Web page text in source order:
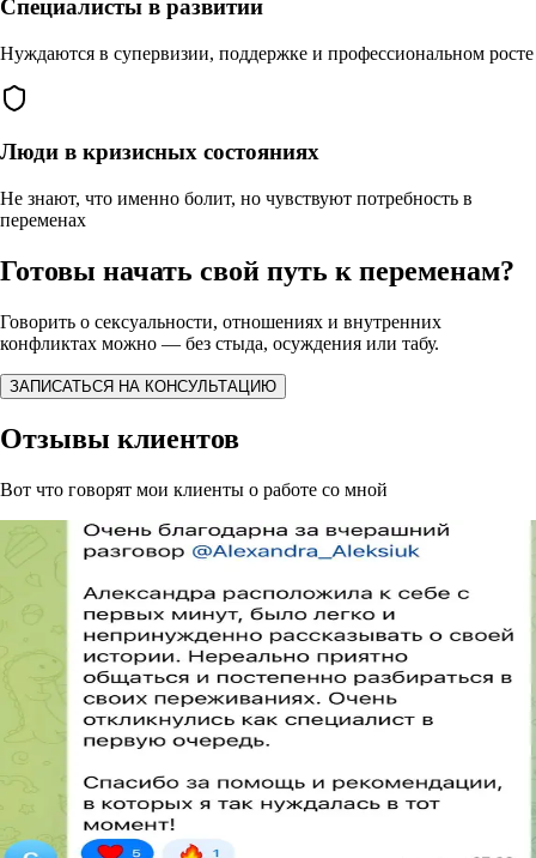
Специалисты в развитии
Нуждаются в супервизии, поддержке и профессиональном росте
Люди в кризисных состояниях
Не знают, что именно болит, но чувствуют потребность в
переменах
Готовы начать свой путь к переменам?
Говорить о сексуальности, отношениях и внутренних
конфликтах можно — без стыда, осуждения или табу.
ЗАПИСАТЬСЯ НА КОНСУЛЬТАЦИЮ
Отзывы клиентов
Вот что говорят мои клиенты о работе со мной